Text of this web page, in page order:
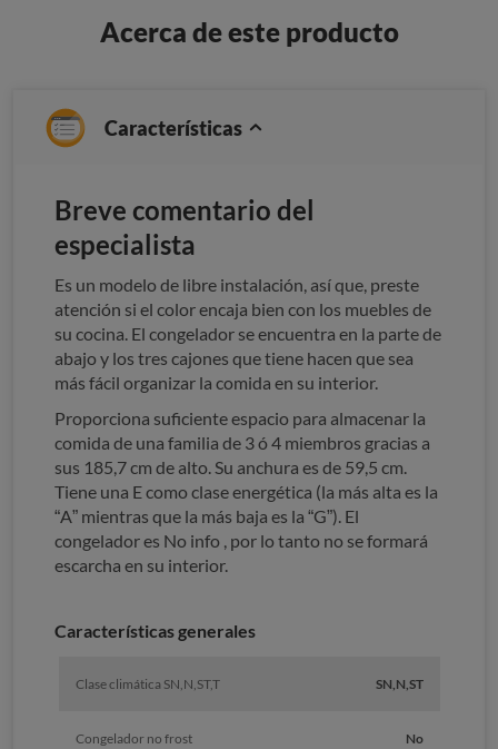
Acerca de este producto
Características
Breve comentario del
especialista
Es un modelo de libre instalación, así que, preste
atención si el color encaja bien con los muebles de
su cocina. El congelador se encuentra en la parte de
abajo y los tres cajones que tiene hacen que sea
más fácil organizar la comida en su interior.
Proporciona suficiente espacio para almacenar la
comida de una familia de 3 ó 4 miembros gracias a
sus 185,7 cm de alto. Su anchura es de 59,5 cm.
Tiene una E como clase energética (la más alta es la
“A” mientras que la más baja es la “G”). El
congelador es No info , por lo tanto no se formará
escarcha en su interior.
Características generales
Clase climática SN,N,ST,T SN,N,ST
Congelador no frost No